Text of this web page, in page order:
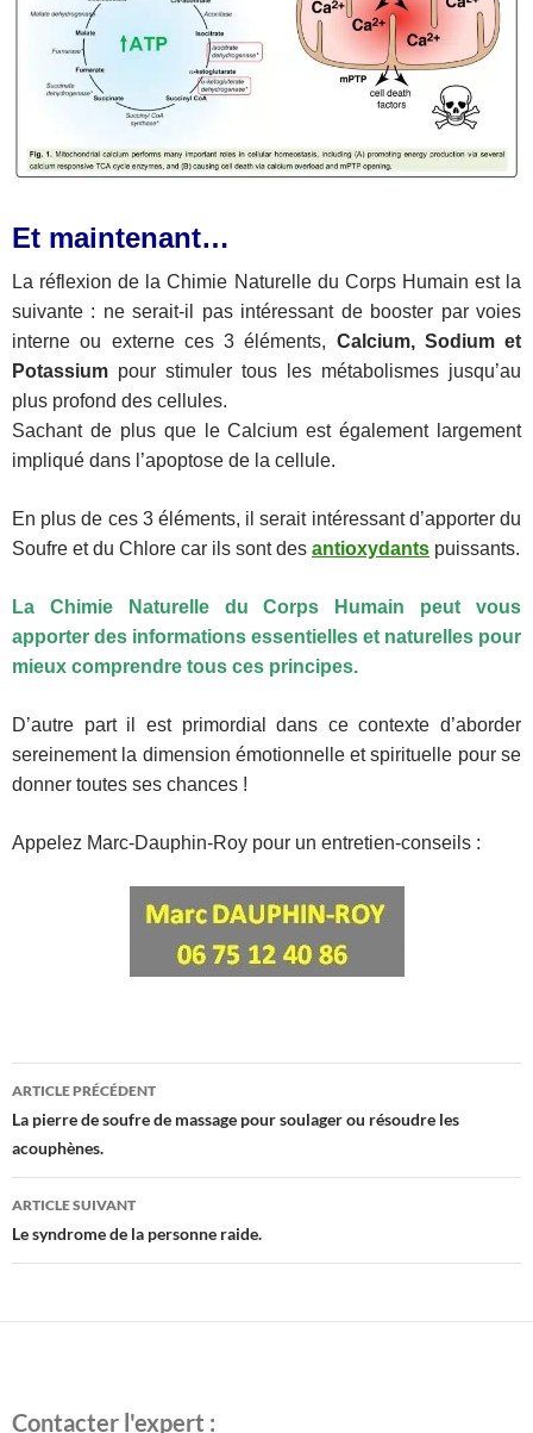
Et maintenant…
La réflexion de la Chimie Naturelle du Corps Humain est la
suivante : ne serait-il pas intéressant de booster par voies
interne ou externe ces 3 éléments, Calcium, Sodium et
Potassium pour stimuler tous les métabolismes jusqu’au
plus profond des cellules.
Sachant de plus que le Calcium est également largement
impliqué dans l’apoptose de la cellule.
En plus de ces 3 éléments, il serait intéressant d’apporter du
Soufre et du Chlore car ils sont des antioxydants puissants.
La Chimie Naturelle du Corps Humain peut vous
apporter des informations essentielles et naturelles pour
mieux comprendre tous ces principes.
D’autre part il est primordial dans ce contexte d’aborder
sereinement la dimension émotionnelle et spirituelle pour se
donner toutes ses chances !
Appelez Marc-Dauphin-Roy pour un entretien-conseils :
Navigation
des
articles
ARTICLE PRÉCÉDENT
La pierre de soufre de massage pour soulager ou résoudre les
acouphènes.
ARTICLE SUIVANT
Le syndrome de la personne raide.
Contacter l'expert :